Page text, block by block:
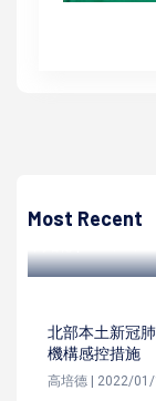
Most Recent
產業園區擴區資訊
北部本土新冠
機構感控措施
高培德 | 2022/